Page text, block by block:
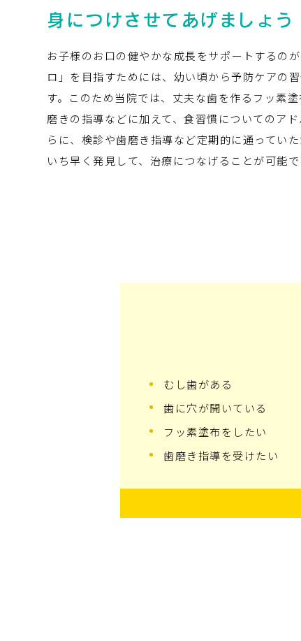
身につけさせてあげましょう
お子様のお口の健やかな成長をサポートするの
ロ」を目指すためには、幼い頃から予防ケアの
す。このため当院では、丈夫な歯を作るフッ素
磨きの指導などに加えて、食習慣についてのア
らに、検診や歯磨き指導など定期的に通ってい
いち早く発見して、治療につなげることが可能で
むし歯がある
歯に穴が開いている
フッ素塗布をしたい
歯磨き指導を受けたい